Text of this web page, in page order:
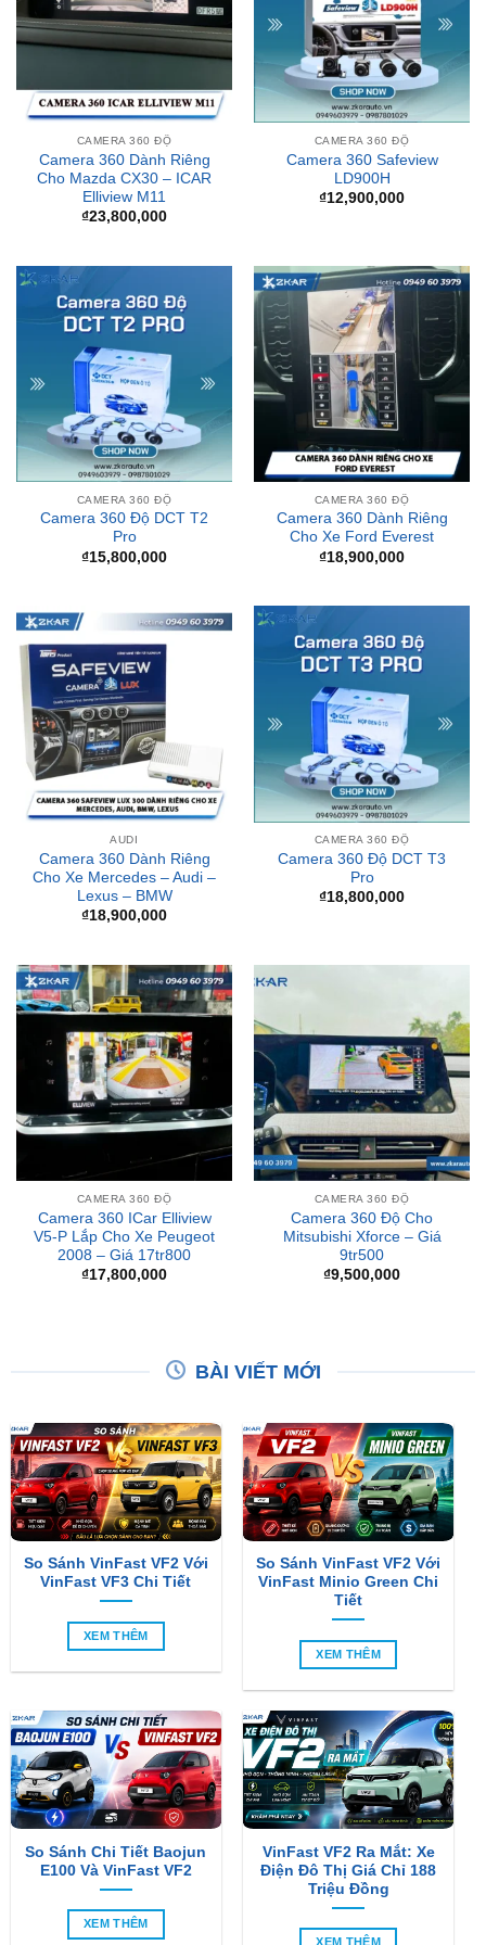
Camera 360 Dành Riêng
Cho Mazda CX30 – ICAR
Elliview M11
₫23,800,000
CAMERA 360 ĐỘ
Camera 360 Safeview
LD900H
₫12,900,000
CAMERA 360 ĐỘ
Camera 360 Độ DCT T2
Pro
₫15,800,000
CAMERA 360 ĐỘ
Camera 360 Dành Riêng
Cho Xe Ford Everest
₫18,900,000
Camera 360 Dành Riêng
Cho Xe Mercedes – Audi –
Lexus – BMW
₫18,900,000
CAMERA 360 ĐỘ
Camera 360 Độ DCT T3
Pro
₫18,800,000
Camera 360 ICar Elliview
V5-P Lắp Cho Xe Peugeot
2008 – Giá 17tr800
₫17,800,000
CAMERA 360 ĐỘ
Camera 360 Độ Cho
Mitsubishi Xforce – Giá
9tr500
₫9,500,000
So Sánh VinFast VF2 Với
VinFast VF3 Chi Tiết
XEM THÊM
So Sánh VinFast VF2 Với
VinFast Minio Green Chi
Tiết
XEM THÊM
So Sánh Chi Tiết Baojun
E100 Và VinFast VF2
XEM THÊM
VinFast VF2 Ra Mắt: Xe
Điện Đô Thị Giá Chỉ 188
Triệu Đồng
XEM THÊM